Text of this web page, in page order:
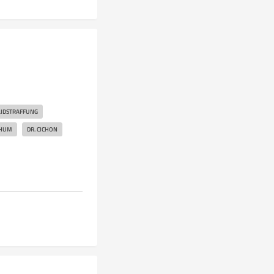
DR. CICHON